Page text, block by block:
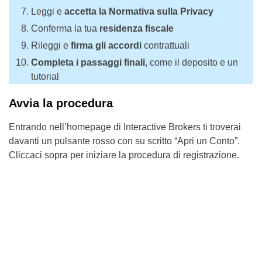
Leggi e accetta la Normativa sulla Privacy
Conferma la tua residenza fiscale
Rileggi e firma gli accordi contrattuali
Completa i passaggi finali, come il deposito e un
tutorial
Avvia la procedura
Entrando nell’homepage di Interactive Brokers ti troverai
davanti un pulsante rosso con su scritto “Apri un Conto”.
Cliccaci sopra per iniziare la procedura di registrazione.